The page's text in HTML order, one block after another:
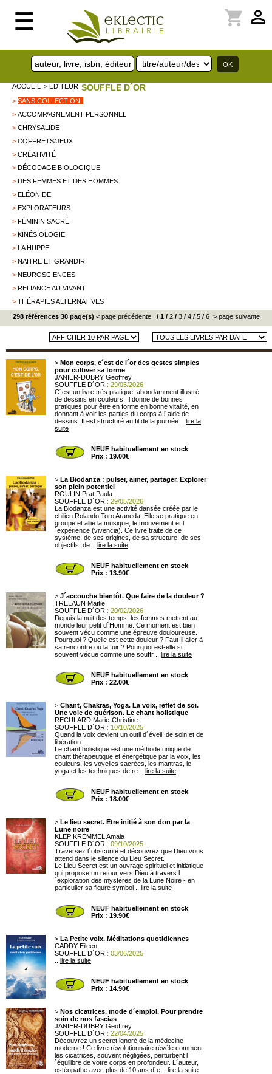
☰ perm_identity
shopping_cart
ACCUEIL > EDITEUR SOUFFLE D´OR
> SANS COLLECTION
> ACCOMPAGNEMENT PERSONNEL
> CHRYSALIDE
> COFFRETS/JEUX
> CRÉATIVITÉ
> DÉCODAGE BIOLOGIQUE
> DES FEMMES ET DES HOMMES
> ELÉONIDE
> EXPLORATEURS
> FÉMININ SACRÉ
> KINÉSIOLOGIE
> LA HUPPE
> NAITRE ET GRANDIR
> NEUROSCIENCES
> RELIANCE AU VIVANT
> THÉRAPIES ALTERNATIVES
298 références 30 page(s) < page précédente/ 1 /2/3/4/5/6 > page suivante
> Mon corps, c´est de l´or des gestes simples
pour cultiver sa forme
JANIER-DUBRY Geoffrey
SOUFFLE D´OR : 29/05/2026
C´est un livre très pratique, abondamment illustré
de dessins en couleurs. Il donne de bonnes
pratiques pour être en forme en bonne vitalité, en
donnant à voir les parties du corps à l´aide de
dessins. Il est structuré au fil de la journée ... lire la
suite
NEUF habituellement en stock
Prix : 19.00€
> La Biodanza : pulser, aimer, partager. Explorer
son plein potentiel
ROULIN Prat Paula
SOUFFLE D´OR : 29/05/2026
La Biodanza est une activité dansée créée par le
chilien Rolando Toro Araneda. Elle se pratique en
groupe et allie la musique, le mouvement et l
´expérience (vivencia). Ce livre traite de ce
système, de ses origines, de sa structure, de ses
objectifs, de ... lire la suite
NEUF habituellement en stock
Prix : 13.90€
> J´accouche bientôt. Que faire de la douleur ?
TRELAÜN Maïtie
SOUFFLE D´OR : 20/02/2026
Depuis la nuit des temps, les femmes mettent au
monde leur petit d´Homme. Ce moment est bien
souvent vécu comme une épreuve douloureuse.
Pourquoi ? Quelle est cette douleur ? Faut-il aller à
sa rencontre ou la fuir ? Pourquoi est-elle si
souvent vécue comme une souffr ... lire la suite
NEUF habituellement en stock
Prix : 22.00€
> Chant, Chakras, Yoga. La voix, reflet de soi.
Une voie de guérison. Le chant holistique
RECULARD Marie-Christine
SOUFFLE D´OR : 10/10/2025
Quand la voix devient un outil d´éveil, de soin et de
libération
Le chant holistique est une méthode unique de
chant thérapeutique et énergétique par la voix, les
couleurs, les voyelles sacrées, les mantras, le
yoga et les techniques de re ... lire la suite
NEUF habituellement en stock
Prix : 18.00€
> Le lieu secret. Etre initié à son don par la
Lune noire
KLEP KREMMEL Amala
SOUFFLE D´OR : 09/10/2025
Traversez l´obscurité et découvrez que Dieu vous
attend dans le silence du Lieu Secret.
Le Lieu Secret est un ouvrage spirituel et initiatique
qui propose un retour vers Dieu à travers l
´exploration des mystères de la Lune Noire - en
particulier sa figure symbol ... lire la suite
NEUF habituellement en stock
Prix : 19.90€
> La Petite voix. Méditations quotidiennes
CADDY Eileen
SOUFFLE D´OR : 03/06/2025
lire la suite
NEUF habituellement en stock
Prix : 14.90€
> Nos cicatrices, mode d´emploi. Pour prendre
soin de nos fascias
JANIER-DUBRY Geoffrey
SOUFFLE D´OR : 22/04/2025
Découvrez un secret ignoré de la médecine
moderne ! Ce livre révolutionnaire révèle comment
les cicatrices, souvent négligées, perturbent l
´équilibre de votre corps en profondeur. L´auteur,
ostéopathe avec plus de 10 ans d´e ... lire la suite